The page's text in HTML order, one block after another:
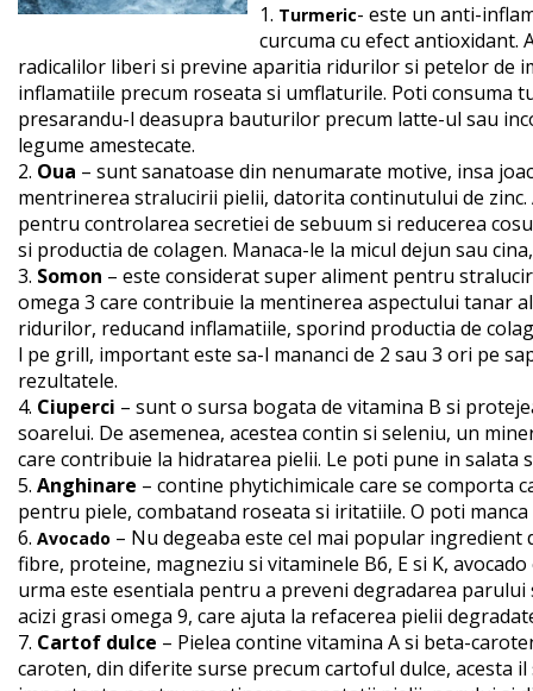
1. Turmeric- este un anti-
curcuma cu efect antioxidant.
radicalilor liberi si previne aparitia ridurilor si petelor de
inflamatiile precum roseata si umflaturile. Poti consuma
presarandu-l deasupra bauturilor precum latte-ul sau
legume amestecate.
2. Oua – sunt sanatoase din nenumarate motive, insa
mentrinerea stralucirii pielii, datorita continutului de
pentru controlarea secretiei de sebuum si reducerea
si productia de colagen. Manaca-le la micul dejun sau
3. Somon – este considerat super aliment pentru
omega 3 care contribuie la mentinerea aspectului tanar
ridurilor, reducand inflamatiile, sporind productia de
l pe grill, important este sa-l mananci de 2 sau 3 ori pe
rezultatele.
4. Ciuperci – sunt o sursa bogata de vitamina B si
soarelui. De asemenea, acestea contin si seleniu, un
care contribuie la hidratarea pielii. Le poti pune in salata
5. Anghinare – contine phytichimicale care se comporta
pentru piele, combatand roseata si iritatiile. O poti
6. Avocado – Nu degeaba este cel mai popular
fibre, proteine, magneziu si vitaminele B6, E si K,
urma este esentiala pentru a preveni degradarea
acizi grasi omega 9, care ajuta la refacerea pielii
7. Cartof dulce – Pielea contine vitamina A si beta-
caroten, din diferite surse precum cartoful dulce, acesta